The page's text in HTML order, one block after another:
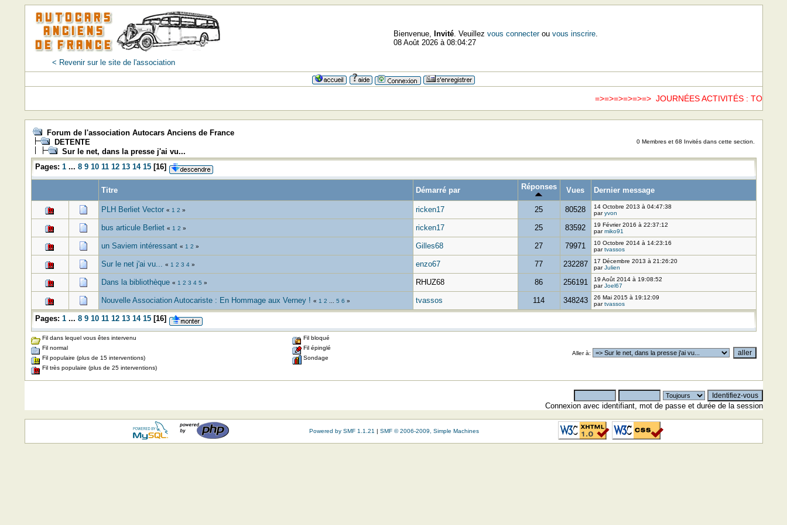
< Revenir sur le site de l'association
Bienvenue, Invité. Veuillez vous connecterou vous inscrire.
08 Août 2026 à 08:04:27
=>=>=>=>=>=> JOURNÉES ACTIVITÉS : TOUS
Forum de l'association Autocars Anciens de France
DETENTE
Sur le net, dans la presse j'ai vu...
0 Membres et 68 Invités dans cette section.
Pages: 1 ... 8 9 10 11 12 13 14 15[16]
Titre Démarré par Réponses Vues Dernier message
PLH Berliet Vector « 1 2 » ricken17 25 80528
14 Octobre 2013 à 04:47:38
paryvon
bus articule Berliet « 1 2 » ricken17 25 83592
19 Février 2016 à 22:37:12
parmiko91
un Saviem intéressant « 1 2 » Gilles68 27 79971
10 Octobre 2014 à 14:23:16
partvassos
Sur le net j'ai vu... « 1 2 3 4» enzo67 77 232287
17 Décembre 2013 à 21:26:20
parJulien
Dans la bibliothèque « 1 2 3 4 5 » RHUZ68 86 256191
19 Août 2014 à 19:08:52
parJoel67
Nouvelle Association Autocariste : En Hommage aux Verney ! « 1 2 5 6 » tvassos 114 348243
26 Mai 2015 à 19:12:09
partvassos
Pages: 1 ... 8 9 10 11 12 13 14 15[16]
Fil dans lequel vous êtes intervenu
Fil normal
Fil populaire (plus de 15 interventions)
Fil très populaire (plus de 25 interventions)
Fil bloqué
Fil épinglé
Sondage
Aller à:
Connexion avec identifiant, mot de passe et durée de la session
Powered by SMF 1.1.21 | SMF © 2006-2009, Simple Machines